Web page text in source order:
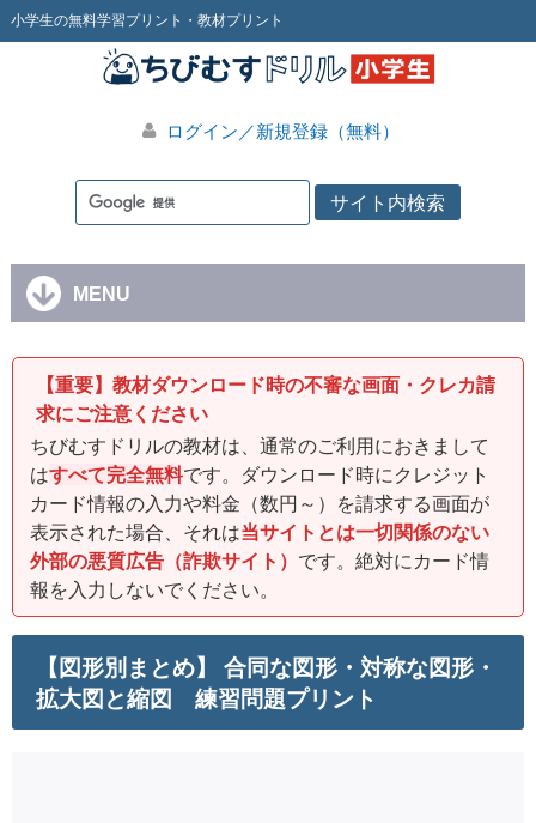
小学生の無料学習プリント・教材プリント
ログイン／新規登録（無料）
MENU
【重要】教材ダウンロード時の不審な画面・クレカ請
求にご注意ください
ちびむすドリルの教材は、通常のご利用におきまして
はすべて完全無料です。ダウンロード時にクレジット
カード情報の入力や料金（数円～）を請求する画面が
表示された場合、それは当サイトとは一切関係のない
外部の悪質広告（詐欺サイト） です。絶対にカード情
報を入力しないでください。
【図形別まとめ】 合同な図形・対称な図形・
拡大図と縮図 練習問題プリント